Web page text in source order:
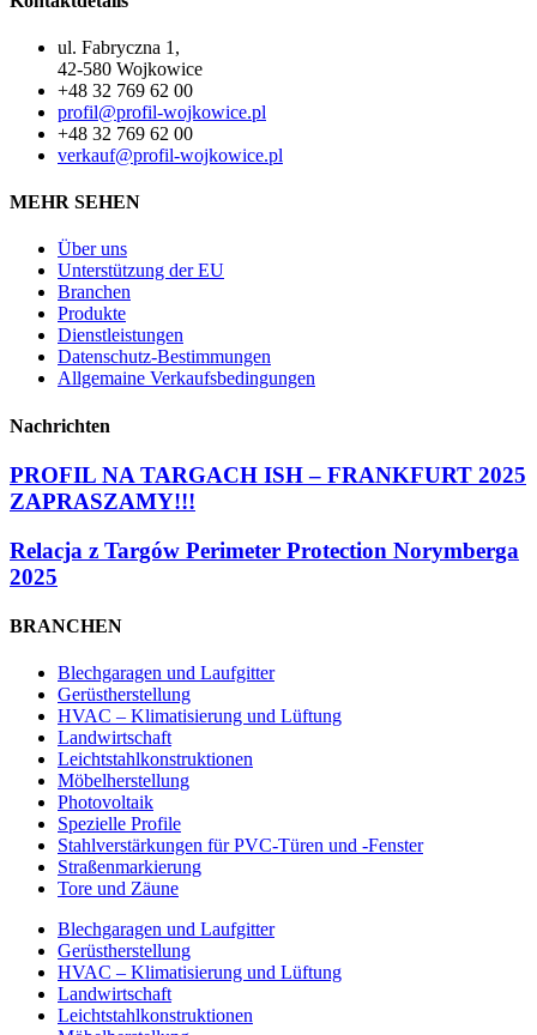
ul. Fabryczna 1,
42-580 Wojkowice
+48 32 769 62 00
profil@profil-wojkowice.pl
+48 32 769 62 00
verkauf@profil-wojkowice.pl
MEHR SEHEN
Über uns
Unterstützung der EU
Branchen
Produkte
Dienstleistungen
Datenschutz-Bestimmungen
Allgemaine Verkaufsbedingungen
Nachrichten
PROFIL NA TARGACH ISH – FRANKFURT 2025
ZAPRASZAMY!!!
Relacja z Targów Perimeter Protection Norymberga
2025
BRANCHEN
Blechgaragen und Laufgitter
Gerüstherstellung
HVAC – Klimatisierung und Lüftung
Landwirtschaft
Leichtstahlkonstruktionen
Möbelherstellung
Photovoltaik
Spezielle Profile
Stahlverstärkungen für PVC-Türen und -Fenster
Straßenmarkierung
Tore und Zäune
Blechgaragen und Laufgitter
Gerüstherstellung
HVAC – Klimatisierung und Lüftung
Landwirtschaft
Leichtstahlkonstruktionen